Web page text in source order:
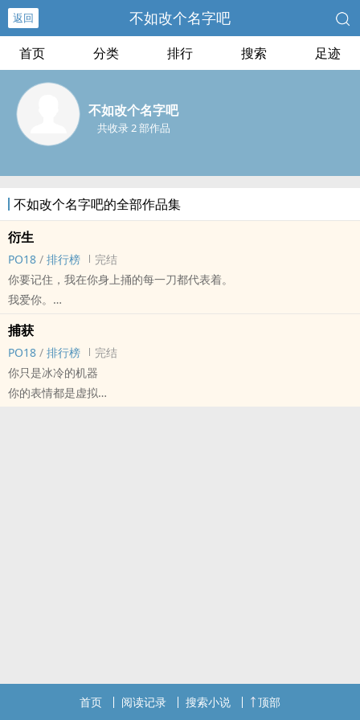
返回 不如改个名字吧
首页 分类 排行 搜索 足迹
不如改个名字吧
共收录 2 部作品
不如改个名字吧的全部作品集
衍生
PO18 / 排行榜
完结
你要记住，我在你身上捅的每一刀都代表着。
我爱你。
步步为营，锱铢必较。
作者有话说：
算是《捕获》的小番外 关于乐意的迷你篇
好像也不是很佛 就 岂一个短字了得！
捕获
PO18 / 排行榜
完结
你只是冰冷的机器
你的表情都是虚拟
首页 阅读记录 搜索小说 顶部